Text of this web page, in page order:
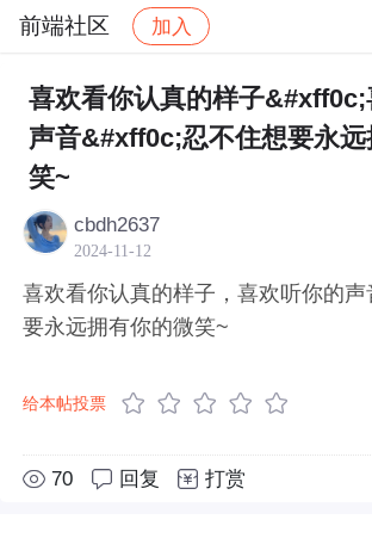
前端社区 加入
社区 前端社区 感慨 帖子详
喜欢看你认真的样子&#xff0c;
声音&#xff0c;忍不住想要永
笑~
cbdh2637
2024-11-12
喜欢看你认真的样子，喜欢听你的声
要永远拥有你的微笑~
给本帖投票
70 回复 打赏